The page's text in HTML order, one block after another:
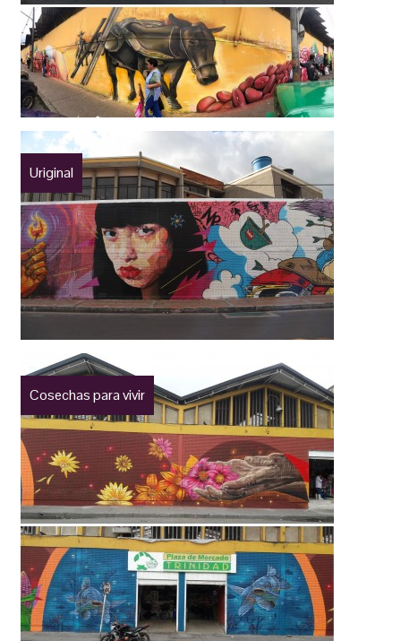
Uriginal
Cosechas para vivir